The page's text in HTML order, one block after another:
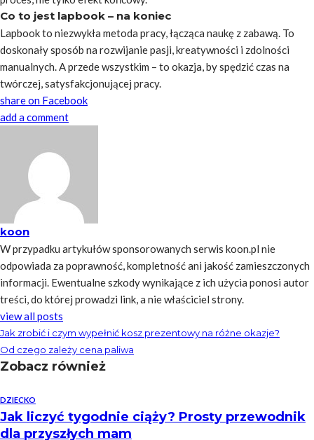
Co to jest lapbook – na koniec
Lapbook to niezwykła metoda pracy, łącząca naukę z zabawą. To
doskonały sposób na rozwijanie pasji, kreatywności i zdolności
manualnych. A przede wszystkim – to okazja, by spędzić czas na
twórczej, satysfakcjonującej pracy.
share on Facebook
add a comment
koon
W przypadku artykułów sponsorowanych serwis koon.pl nie
odpowiada za poprawność, kompletność ani jakość zamieszczonych
informacji. Ewentualne szkody wynikające z ich użycia ponosi autor
treści, do której prowadzi link, a nie właściciel strony.
view all posts
Jak zrobić i czym wypełnić kosz prezentowy na różne okazje?
Od czego zależy cena paliwa
Zobacz również
DZIECKO
Jak liczyć tygodnie ciąży? Prosty przewodnik
dla przyszłych mam